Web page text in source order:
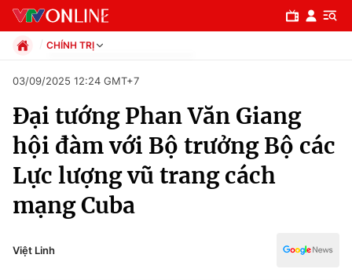
Chuyên mục
Chính trị
Xã hội
Pháp luật
CHÍNH TRỊ
Xã hội
Pháp luật
Thể thao
Truyền hình
Văn hóa - Giải trí
Y tế
Công nghệ
03/09/2025 12:24 GMT+7
Đại tướng Phan Văn Giang
hội đàm với Bộ trưởng Bộ các
Lực lượng vũ trang cách
mạng Cuba
Việt Linh